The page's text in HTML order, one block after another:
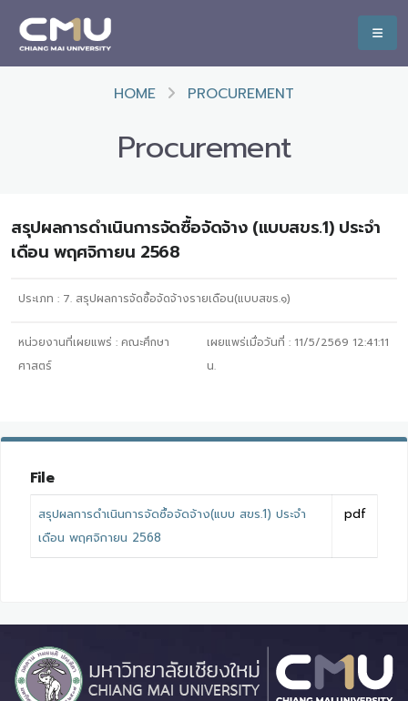
HOME PROCUREMENT
Procurement
สรุปผลการดำเนินการจัดซื้อจัดจ้าง (แบบสขร.1) ประจำ
เดือน พฤศจิกายน 2568
ประเภท : 7. สรุปผลการจัดซื้อจัดจ้างรายเดือน(แบบสขร.๑)
หน่วยงานที่เผยแพร่ : คณะศึกษา
ศาสตร์
เผยแพร่เมื่อวันที่ : 11/5/2569 12:41:11
น.
File
สรุปผลการดำเนินการจัดซื้อจัดจ้าง(แบบ สขร.1) ประจำ
เดือน พฤศจิกายน 2568
pdf